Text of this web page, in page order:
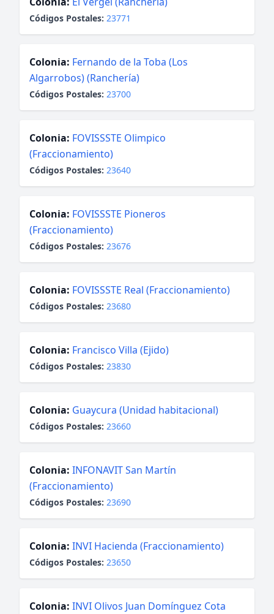
Códigos Postales: 23771
Colonia: Fernando de la Toba (Los
Algarrobos) (Ranchería)
Códigos Postales: 23700
Colonia: FOVISSSTE Olimpico
(Fraccionamiento)
Códigos Postales: 23640
Colonia: FOVISSSTE Pioneros
(Fraccionamiento)
Códigos Postales: 23676
Colonia: FOVISSSTE Real (Fraccionamiento)
Códigos Postales: 23680
Colonia: Francisco Villa (Ejido)
Códigos Postales: 23830
Colonia: Guaycura (Unidad habitacional)
Códigos Postales: 23660
Colonia: INFONAVIT San Martín
(Fraccionamiento)
Códigos Postales: 23690
Colonia: INVI Hacienda (Fraccionamiento)
Códigos Postales: 23650
Colonia: INVI Olivos Juan Domínguez Cota